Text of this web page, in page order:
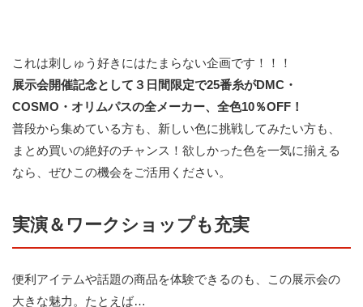
これは刺しゅう好きにはたまらない企画です！！！
展示会開催記念として３日間限定で25番糸がDMC・
COSMO・オリムパスの全メーカー、全色10％OFF！
普段から集めている方も、新しい色に挑戦してみたい方も、
まとめ買いの絶好のチャンス！欲しかった色を一気に揃える
なら、ぜひこの機会をご活用ください。
実演＆ワークショップも充実
便利アイテムや話題の商品を体験できるのも、この展示会の
大きな魅力。たとえば…